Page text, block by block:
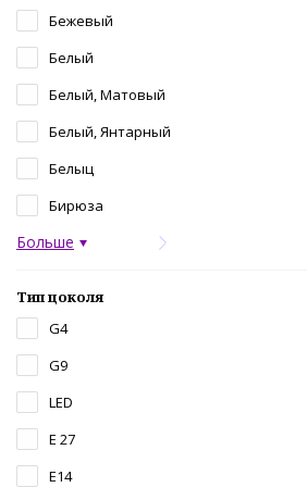
Бежевый
Белый
Белый, Матовый
Белый, Янтарный
Белыц
Бирюза
Больше
Тип цоколя
G4
G9
LED
Е 27
Е14